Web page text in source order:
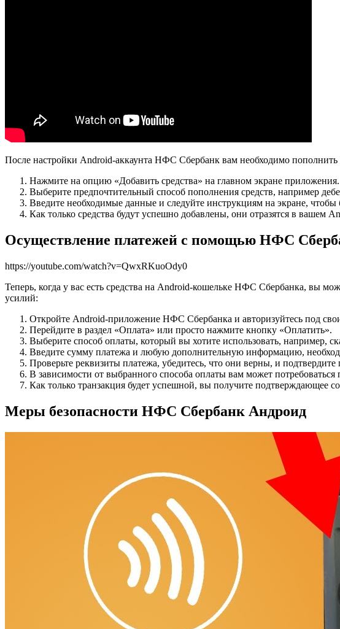
После настройки Android-аккаунта НФС Сбербанк вам необходимо
Нажмите на опцию «Добавить средства» на главном экране приложения.
Выберите предпочтительный способ пополнения средств, например
Введите необходимые данные и следуйте инструкциям на экране, чтобы
Как только средства будут успешно добавлены, они отразятся в вашем
Осуществление платежей с помощью НФС
https://youtube.com/watch?v=QwxRKuoOdy0
Теперь, когда у вас есть средства на Android-кошельке НФС Сбербанка, вы
усилий:
Откройте Android-приложение НФС Сбербанка и авторизуйтесь под
Перейдите в раздел «Оплата» или просто нажмите кнопку «Оплатить».
Выберите способ оплаты, который вы хотите использовать, например,
Введите сумму платежа и любую дополнительную информацию,
Проверьте реквизиты платежа, убедитесь, что они верны, и подтвердите
В зависимости от выбранного способа оплаты вам может
Как только транзакция будет успешной, вы получите подтверждающее
Меры безопасности НФС Сбербанк Андроид